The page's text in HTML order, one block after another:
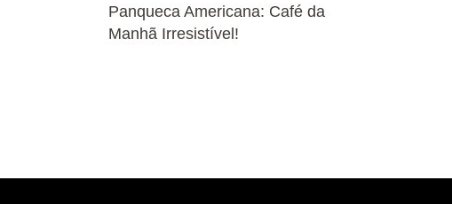
Panqueca Americana: Café da
Manhã Irresistível!